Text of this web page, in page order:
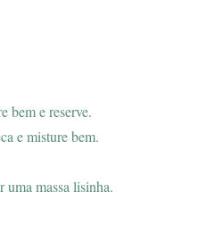
bem e reserve.
e misture bem.
uma massa lisinha.